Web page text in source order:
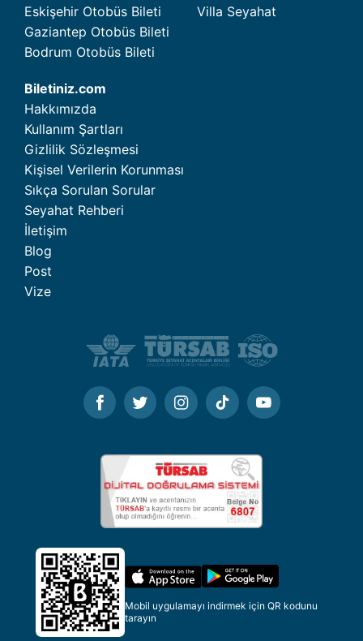
Eskişehir Otobüs Bileti
Gaziantep Otobüs Bileti
Bodrum Otobüs Bileti
Villa Seyahat
Biletiniz.com
Hakkımızda
Kullanım Şartları
Gizlilik Sözleşmesi
Kişisel Verilerin Korunması
Sıkça Sorulan Sorular
Seyahat Rehberi
İletişim
Blog
Post
Vize
Mobil uygulamayı indirmek için QR kodunu
tarayın